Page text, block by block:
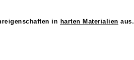
in harten Materialien aus.